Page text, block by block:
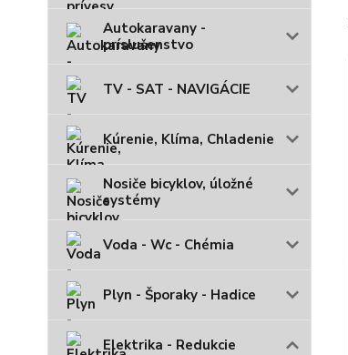
Autokaravany -
príslušenstvo
TV - SAT - NAVIGÁCIE
Kúrenie, Klíma, Chladenie
Nosiče bicyklov, úložné
systémy
Voda - Wc - Chémia
Plyn - Šporaky - Hadice
Elektrika - Redukcie